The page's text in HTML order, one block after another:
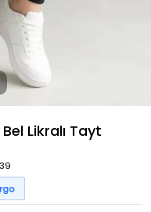
Likralı Tayt